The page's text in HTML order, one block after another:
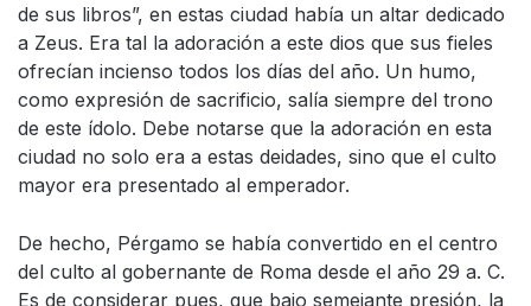
de sus libros”, en estas ciudad había un altar dedicado
a Zeus. Era tal la adoración a este dios que sus fieles
ofrecían incienso todos los días del año. Un humo,
como expresión de sacrificio, salía siempre del trono
de este ídolo. Debe notarse que la adoración en esta
ciudad no solo era a estas deidades, sino que el culto
mayor era presentado al emperador.
De hecho, Pérgamo se había convertido en el centro
del culto al gobernante de Roma desde el año 29 a. C.
Es de considerar pues, que bajo semejante presión, la